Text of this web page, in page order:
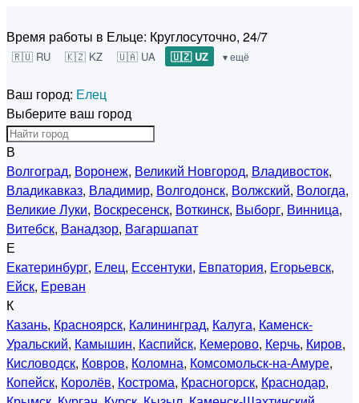
Время работы в Ельце: Круглосуточно, 24/7
🇷🇺 RU 🇰🇿 KZ 🇺🇦 UA 🇺🇿 UZ ▾ ещё
Ваш город: Елец
Выберите ваш город
В
Волгоград, Воронеж, Великий Новгород, Владивосток,
Владикавказ, Владимир, Волгодонск, Волжский, Вологда,
Великие Луки, Воскресенск, Воткинск, Выборг, Винница,
Витебск, Ванадзор, Вагаршапат
Е
Екатеринбург, Елец, Ессентуки, Евпатория, Егорьевск,
Ейск, Ереван
К
Казань, Красноярск, Калининград, Калуга, Каменск-
Уральский, Камышин, Каспийск, Кемерово, Керчь, Киров,
Кисловодск, Ковров, Коломна, Комсомольск-на-Амуре,
Копейск, Королёв, Кострома, Красногорск, Краснодар,